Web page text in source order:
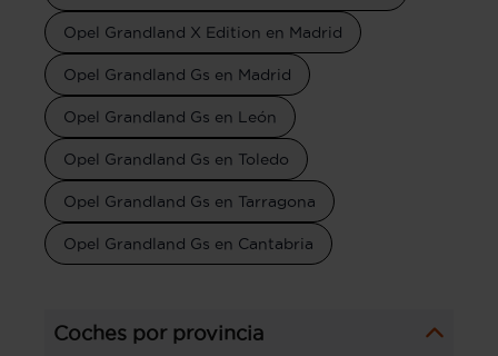
Opel Grandland X Edition en Madrid
Opel Grandland Gs en Madrid
Opel Grandland Gs en León
Opel Grandland Gs en Toledo
Opel Grandland Gs en Tarragona
Opel Grandland Gs en Cantabria
Coches por provincia